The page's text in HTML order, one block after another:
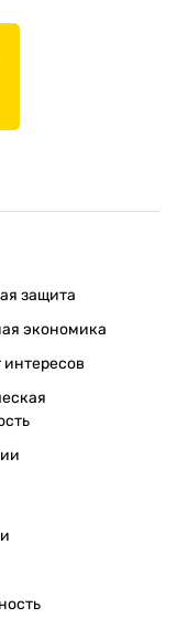
защита
экономика